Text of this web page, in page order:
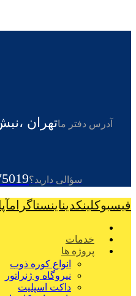
آدرس دفتر ماتهران
سؤالی دارید؟
فیسبوکلینکدیناینستاگرام
خدمات
پروژه ها
انواع کوره ذوب
نیروگاه و ژنراتور
داکت اسپلیت